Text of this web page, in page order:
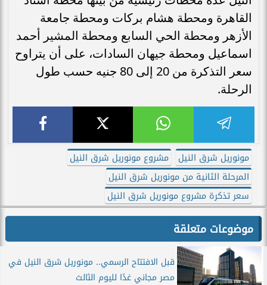
القاهرة ومحطة هشام بركات ومحطة جامعة
الأزهر ومحطة الحي السابع ومحطة المشير أحمد
اسماعيل ومحطة جيهان السادات، على أن يتراوح
سعر التذكرة من 20 إلى 80 جنيه حسب طول
الرحلة.
مونوريل شرق النيل
مشروع مونوريل شرق النيل
المرحلة الثانية من مونوريل شرق النيل
سعر تذكرة مشروع مونوريل شرق النيل
موضوعات متعلقة
قبل الافتتاح الرسمي.. مونوريل شرق النيل في
مصر مجاني غدًا لليوم الثالث